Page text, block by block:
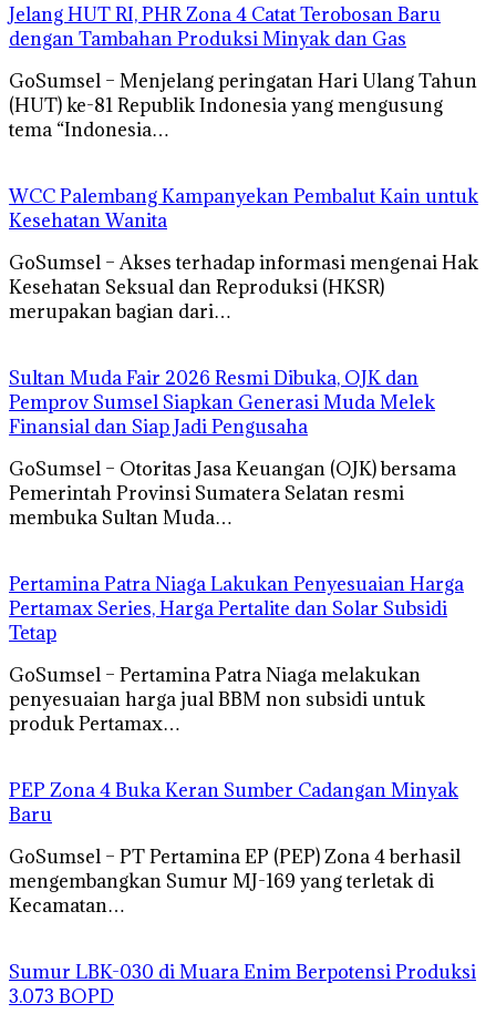
Jelang HUT RI, PHR Zona 4 Catat Terobosan Baru
dengan Tambahan Produksi Minyak dan Gas
GoSumsel – Menjelang peringatan Hari Ulang Tahun
(HUT) ke-81 Republik Indonesia yang mengusung
tema “Indonesia…
WCC Palembang Kampanyekan Pembalut Kain untuk
Kesehatan Wanita
GoSumsel – Akses terhadap informasi mengenai Hak
Kesehatan Seksual dan Reproduksi (HKSR)
merupakan bagian dari…
Sultan Muda Fair 2026 Resmi Dibuka, OJK dan
Pemprov Sumsel Siapkan Generasi Muda Melek
Finansial dan Siap Jadi Pengusaha
GoSumsel – Otoritas Jasa Keuangan (OJK) bersama
Pemerintah Provinsi Sumatera Selatan resmi
membuka Sultan Muda…
Pertamina Patra Niaga Lakukan Penyesuaian Harga
Pertamax Series, Harga Pertalite dan Solar Subsidi
Tetap
GoSumsel – Pertamina Patra Niaga melakukan
penyesuaian harga jual BBM non subsidi untuk
produk Pertamax…
PEP Zona 4 Buka Keran Sumber Cadangan Minyak
Baru
GoSumsel – PT Pertamina EP (PEP) Zona 4 berhasil
mengembangkan Sumur MJ-169 yang terletak di
Kecamatan…
Sumur LBK-030 di Muara Enim Berpotensi Produksi
3.073 BOPD